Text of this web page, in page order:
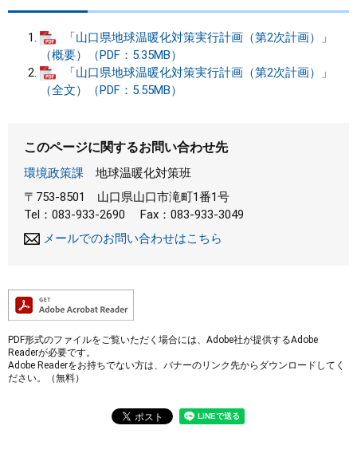
「山口県地球温暖化対策実行計画（第2次計画）」
（概要）（PDF：5.35MB）
「山口県地球温暖化対策実行計画（第2次計画）」
（全文）（PDF：5.55MB）
このページに関するお問い合わせ先
環境政策課
地球温暖化対策班
〒753-8501
山口県山口市滝町1番1号
Tel：083-933-2690
Fax：083-933-3049
メールでのお問い合わせはこちら
PDF形式のファイルをご覧いただく場合には、Adobe社が提供するAdobe
Readerが必要です。
Adobe Readerをお持ちでない方は、バナーのリンク先からダウンロードしてく
ださい。（無料）